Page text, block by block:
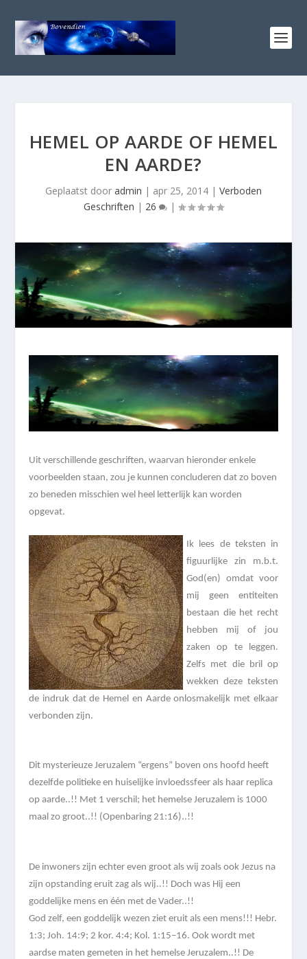
HEMEL OP AARDE OF HEMEL
EN AARDE?
Geplaatst door admin | apr 25, 2014 | Verboden
Geschriften | 26 |
Uit verschillende geschriften, waarvan hieronder enkele
voorbeelden staan, zou je kunnen concluderen dat zo boven
zo beneden misschien wel heel letterlijk kan worden
opgevat.
Ik lees de teksten in
figuurlijke zin m.b.t.
God(en) omdat voor
mij geen entiteiten
bestaan die het recht
hebben mij of jou
zaken op te leggen.
Zelfs met die bril op
wekken deze teksten
de indruk dat de Hemel en Aarde onlosmakelijk met elkaar
verbonden zijn.
Dit mysterieuze Jeruzalem “ergens” boven ons hoofd heeft
dezelfde politieke en huiselijke invloedssfeer als haar replica
op aarde..!! Met 1 verschil; het hemelse Jeruzalem is 1000
maal zo groot..!! (Openbaring 21:16)..!!
De inwoners zijn echter even groot als wij zoals ook Jezus na
zijn opstanding eruit zag als wij..!! Doch was Hij een
goddelijke mens en één met de Vader..!!
God zelf, een goddelijk wezen ziet eruit als een mens!!! Hebr.
1:3; Joh. 14:9; 2 kor. 4:4; Kol. 1:15–16. Ook wordt met
aardse maten gemeten in het hemelse Jeruzalem..!! De